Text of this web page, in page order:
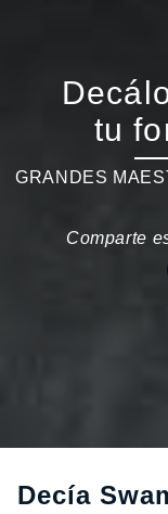
tu
GRANDES
Comparte
Decía